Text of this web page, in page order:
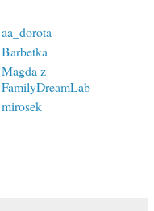
aa_dorota
Barbetka
Magda z
FamilyDreamLab
mirosek